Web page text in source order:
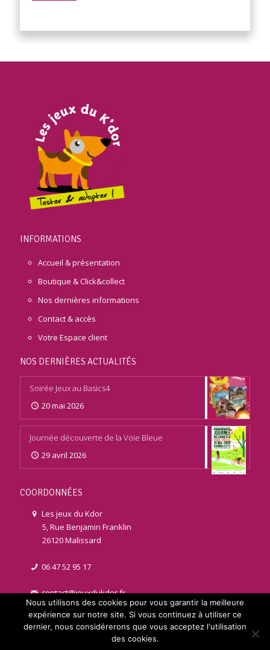
INFORMATIONS
Accueil & présentation
Boutique & Click&collect
Nos dernières informations
Contact & accès
Votre Espace client
NOS DERNIÈRES ACTUALITÉS
Soirée Jeux au Basics4
20 mai 2026
Journée découverte de la Voie Bleue
29 avril 2026
COORDONNÉES
Les jeux du Kdor
5, Rue Benjamin Franklin
26120 Malissard
06 47 52 95 17
contact@jeuxdukdor.fr
Nous utilisons des cookies pour vous garantir la meilleure
expérience sur notre site. Si vous continuez à utiliser ce
dernier, nous considérerons que vous acceptez l'utilisation
des cookies.